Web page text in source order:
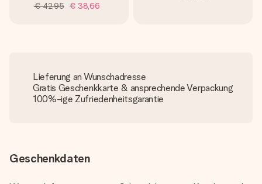
€ 42,95 € 38,66
Lieferung an Wunschadresse
Gratis Geschenkkarte & ansprechende Verpackung
100%-ige Zufriedenheitsgarantie
Geschenkdaten